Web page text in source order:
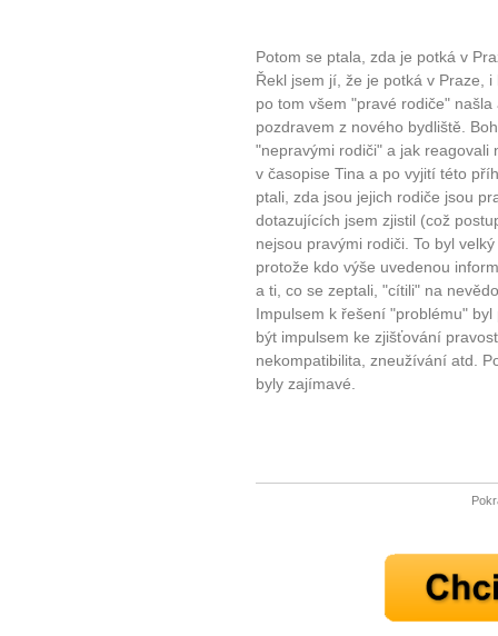
Máte pocit, že jste unaveni
Potom se ptala, zda je potká v
Řekl jsem jí, že je potká v Praze,
po tom všem "pravé rodiče"
pozdravem z nového bydliště.
"nepravými rodiči" a jak reagovali
v časopise Tina a po vyjití této
ptali, zda jsou jejich rodiče jsou
dotazujících jsem zjistil (což
nejsou pravými rodiči. To byl
protože kdo výše uvedenou
a ti, co se zeptali, "cítili" na
Impulsem k řešení "problému"
být impulsem ke zjišťování
nekompatibilita, zneužívání atd.
byly zajímavé.